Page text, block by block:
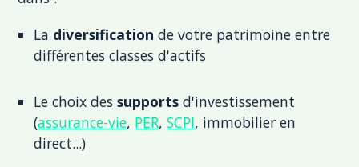
La diversification de votre patrimoine entre
différentes classes d'actifs
Le choix dessupports d'investissement
(assurance-vie, PER,SCPI, immobilier en
direct...)